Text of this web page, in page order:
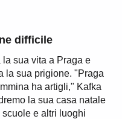
difficile
la sua vita a Praga e
la sua prigione. "Praga
ha artigli," Kafka
la sua casa natale
e altri luoghi